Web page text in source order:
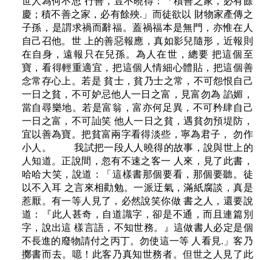
慶；積不善之家，必有餘殃.」而徒欲以 財物家產傳之
子孫，是謂求禍而辭福。蓋禍福本是無門，亦惟在人
自己召他。世 上的善惡報應，真如影兒隨形，近報則
在自身，遠報只在兒孫。為人在世，總要 把這個至
寶，看得輕重適宜，把這個人情細心體貼，把這個善
念常存心上。若是 貧士，貧乃士之常，不可怨恨自己
一日之貧，不可妒忌他人一日之富，見富勿為 諂媚，
當自尋樂地。若是富翁，富亦何足異，不可矜肆自己
一日之富，不可訕笑 他人一日之貧，遇貧勿預堤防，
宜以善為寶。把貧富兩字看得淡些，寧為君子， 勿作
小人。 我試把一段人人曉得的故事，說與世上的
人知道。正說間，忽有不速之客一 人來，見了此書，
哈哈大笑，說道：「這樣書那個要看，那個要聽。徒
以不入耳 之言來相勸勉。一派迂氣，滿紙腐談，真是
惹厭。有一等人見了，必然說笑你做 書之人，還要說
道：『此人甚奇，自道識字，卻是不通，而且連篇別
字，說出這 樣言語，不知世務。』這做書人必定是個
不長進的廢物請付之丙丁。勿使這一等 人看見.」客乃
擲書而去。噫！此客乃真知世務者。但世之人見了此